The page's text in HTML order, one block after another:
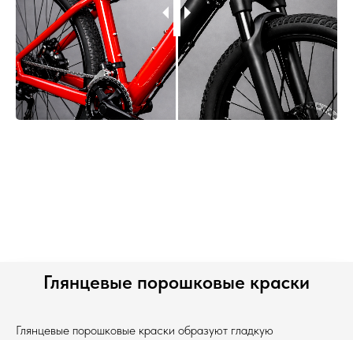
Глянцевые порошковые краски
Глянцевые порошковые краски образуют гладкую